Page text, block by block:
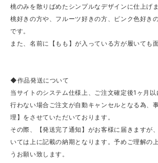
桃のみを散りばめたシンプルなデザインに仕上げま
桃好きの方や、フルーツ好きの方、ピンク色好き
です。
また、名前に【もも】が入っている方が履いても
◆作品発送について
当サイトのシステム仕様上、ご注文確定後1ヶ月
行わない場合ご注文が自動キャンセルとなる為、
理】をさせていただいております。
その際、【発送完了通知】がお客様に届きますが
いては上に記載の納期となります。予めご理解の
うお願い致します。